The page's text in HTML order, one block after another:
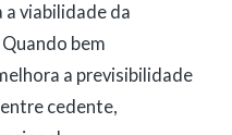
viabilidade da
bem
a previsibilidade
cedente,